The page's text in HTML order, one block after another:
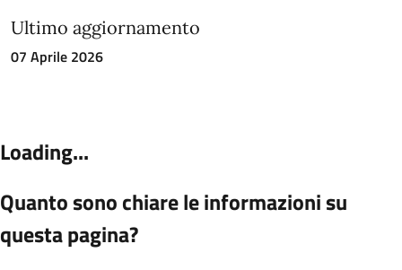
Ultimo aggiornamento
07 Aprile 2026